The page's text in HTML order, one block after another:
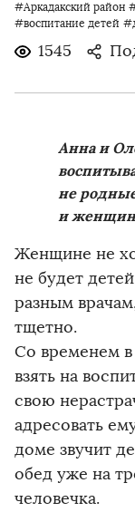
#Аркадакский район
#воспитание детей
1545
Аннаи
не
и
Женщине не
не будет
разным
тщетно.
Со временем в
взять на
свою
адресовать
доме звучит
обед уже на
человечка.